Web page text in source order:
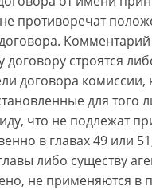
противоречат
договору строятся
договора комиссии,
для того
что не подлежат
в главах 49 или
либо существу
не применяются